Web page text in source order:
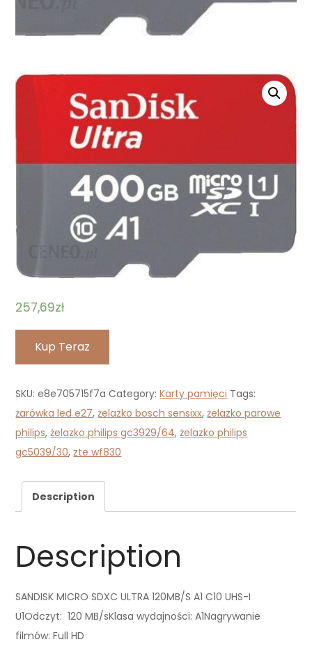
257,69zł
Kup Teraz
SKU:e8e705715f7a Category:Karty pamięci Tags:
żarówka led e27,żelazko bosch sensixx,żelazko parowe
philips,żelazko philips gc3929/64,żelazko philips
gc5039/30, zte wf830
Description
Description
SANDISK MICRO SDXC ULTRA 120MB/S A1 C10 UHS-I
U1Odczyt: 120 MB/sKlasa wydajności: A1Nagrywanie
filmów: Full HD